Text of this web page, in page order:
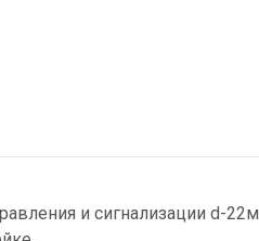
и сигнализации d-